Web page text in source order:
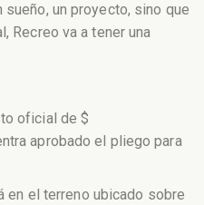
sueño, un proyecto, sino que
Recreo va a tener una
oficial de $
aprobado el pliego para
en el terreno ubicado sobre